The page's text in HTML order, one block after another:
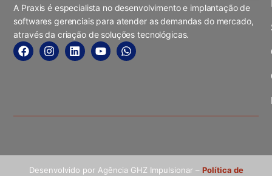
A Praxis é especialista no desenvolvimento e implantação de
softwares gerenciais para atender as demandas do mercado,
através da criação de soluções tecnológicas.
Desenvolvido por Agência GHZ Impulsionar – Política de